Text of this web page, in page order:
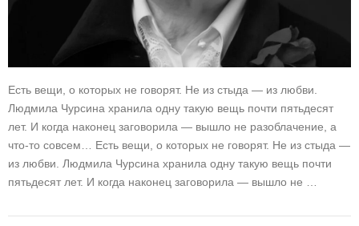
Есть вещи, о которых не говорят. Не из стыда — из любви.
Людмила Чурсина хранила одну такую вещь почти пятьдесят
лет. И когда наконец заговорила — вышло не разоблачение, а
что-то совсем… Есть вещи, о которых не говорят. Не из стыда —
из любви. Людмила Чурсина хранила одну такую вещь почти
пятьдесят лет. И когда наконец заговорила — вышло не …